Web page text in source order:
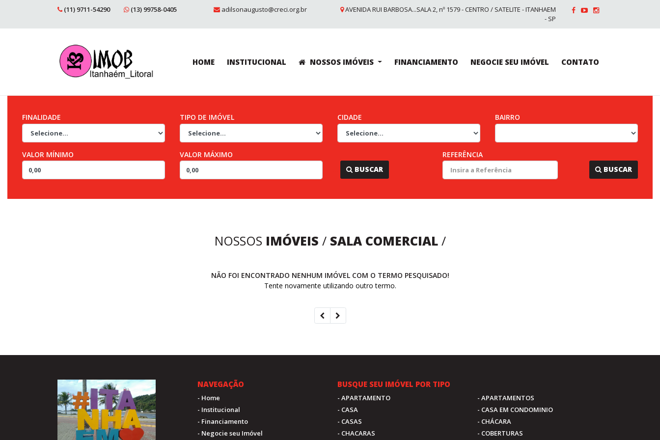
(11) 9711-54290 (13) 99758-0405 adilsonaugusto@creci.org.br
AVENIDA RUI BARBOSA...SALA 2, nº 1579 - CENTRO / SATELITE - ITANHAEM
- SP
HOME INSTITUCIONAL NOSSOS IMÓVEIS FINANCIAMENTO NEGOCIE SEU IMÓVEL CONTATO
FINALIDADE TIPO DE IMÓVEL CIDADE BAIRRO
VALOR MÍNIMO
VALOR MÁXIMO
BUSCAR
REFERÊNCIA
BUSCAR
NOSSOS IMÓVEIS / SALA COMERCIAL/
NÃO FOI ENCONTRADO NENHUM IMÓVEL COM O TERMO PESQUISADO!
Tente novamente utilizando outro termo.
NAVEGAÇÃO
- Home
- Institucional
- Financiamento
- Negocie seu Imóvel
BUSQUE SEU IMÓVEL POR TIPO
- APARTAMENTO
- APARTAMENTOS
- CASA
- CASA EM CONDOMINIO
- CASAS
- CHÁCARA
- CHACARAS
- COBERTURAS